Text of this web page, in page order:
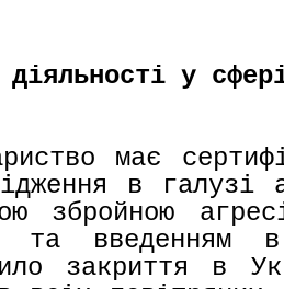
у
має
в галузі
збройною
та введенням
закриття в